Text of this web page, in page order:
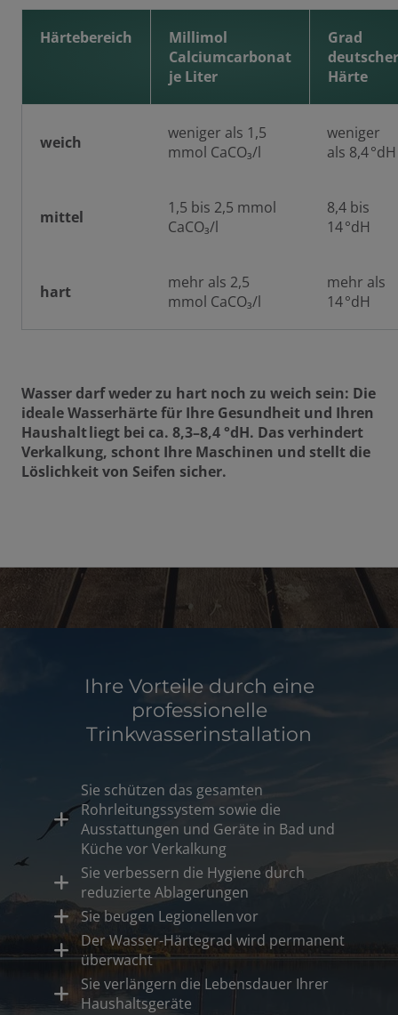
Härtebereich
Millimol
Calciumcarbonat
je Liter
Grad
deutscher
Härte
weich
weniger als 1,5
mmol CaCO₃/l
weniger
als 8,4 °dH
mittel
1,5 bis 2,5 mmol
CaCO₃/l
8,4 bis
14 °dH
hart
mehr als 2,5
mmol CaCO₃/l
mehr als
14 °dH
Wasser darf weder zu hart noch zu weich sein: Die
ideale Wasserhärte für Ihre Gesundheit und Ihren
Haushalt liegt bei ca. 8,3–8,4 °dH. Das verhindert
Verkalkung, schont Ihre Maschinen und stellt die
Löslichkeit von Seifen sicher.
Ihre Vorteile durch eine
professionelle
Trinkwasserinstallation
Sie schützen das gesamten
Rohrleitungssystem sowie die
Ausstattungen und Geräte in Bad und
Küche vor Verkalkung
Sie verbessern die Hygiene durch
reduzierte Ablagerungen
Sie beugen Legionellen vor
Der Wasser-Härtegrad wird permanent
überwacht
Sie verlängern die Lebensdauer Ihrer
Haushaltsgeräte